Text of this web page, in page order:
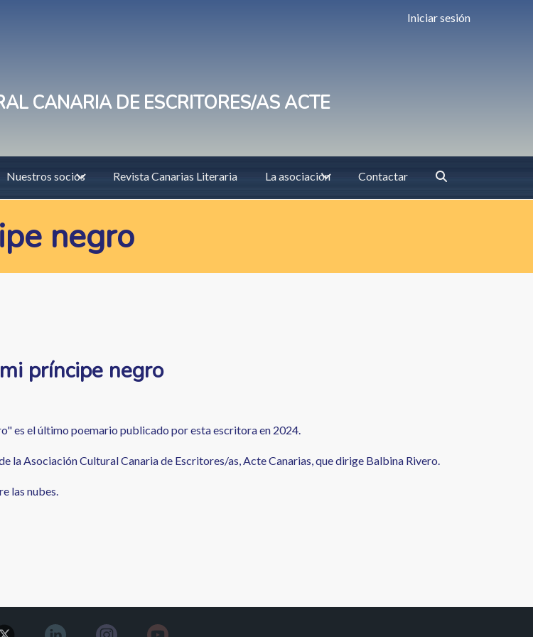
Iniciar sesión
CANARIA DE ESCRITORES/AS ACTE
Nuestros socios Revista Canarias Literaria La asociación Contactar
negro
príncipe negro
es el último poemario publicado por esta escritora en 2024.
la Asociación Cultural Canaria de Escritores/as, Acte Canarias, que dirige Balbina Rivero.
las nubes.